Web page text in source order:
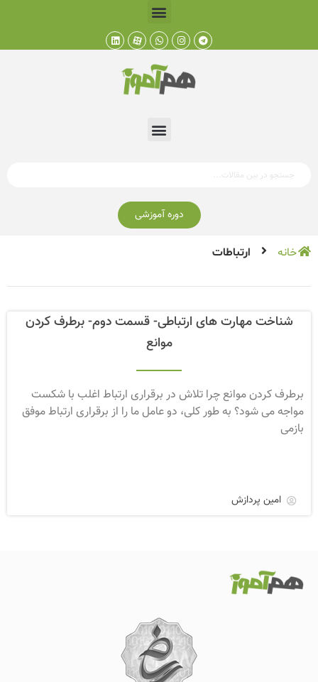
دوره آموزشی
خانه ارتباطات
شناخت مهارت های ارتباطی- قسمت دوم- برطرف کردن
موانع
برطرف کردن موانع چرا تلاش در برقراری ارتباط اغلب با شکست
مواجه می شود؟ به طور کلی، دو عامل ما را از برقراری ارتباط موفق
بازمی
امین پردازش